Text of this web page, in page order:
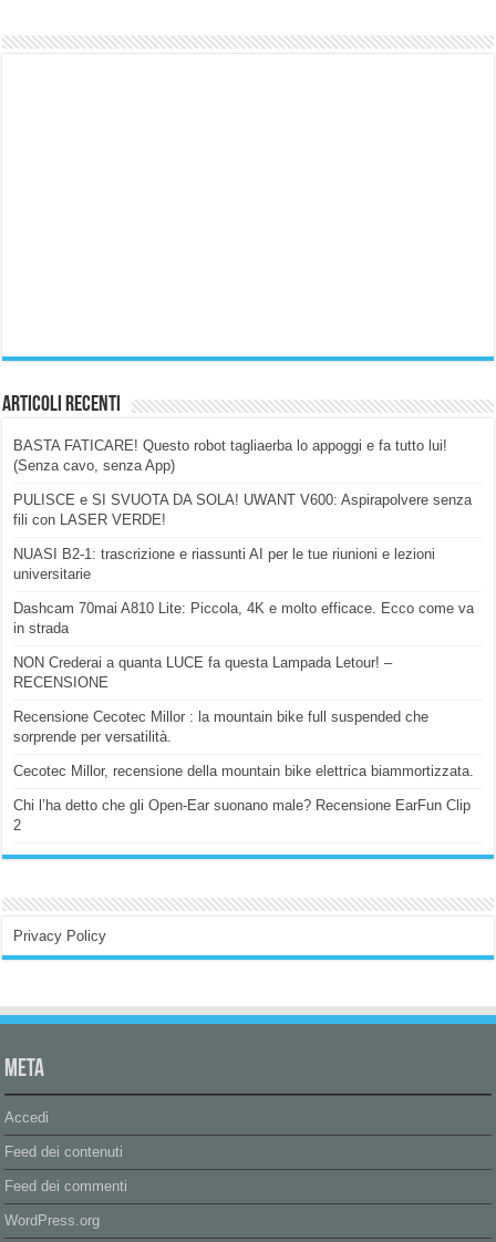
Articoli Recenti
BASTA FATICARE! Questo robot tagliaerba lo appoggi e fa tutto lui!
(Senza cavo, senza App)
PULISCE e SI SVUOTA DA SOLA! UWANT V600: Aspirapolvere senza
fili con LASER VERDE!
NUASI B2-1: trascrizione e riassunti AI per le tue riunioni e lezioni
universitarie
Dashcam 70mai A810 Lite: Piccola, 4K e molto efficace. Ecco come va
in strada
NON Crederai a quanta LUCE fa questa Lampada Letour! –
RECENSIONE
Recensione Cecotec Millor : la mountain bike full suspended che
sorprende per versatilità.
Cecotec Millor, recensione della mountain bike elettrica biammortizzata.
Chi l’ha detto che gli Open-Ear suonano male? Recensione EarFun Clip
2
Privacy Policy
Meta
Accedi
Feed dei contenuti
Feed dei commenti
WordPress.org